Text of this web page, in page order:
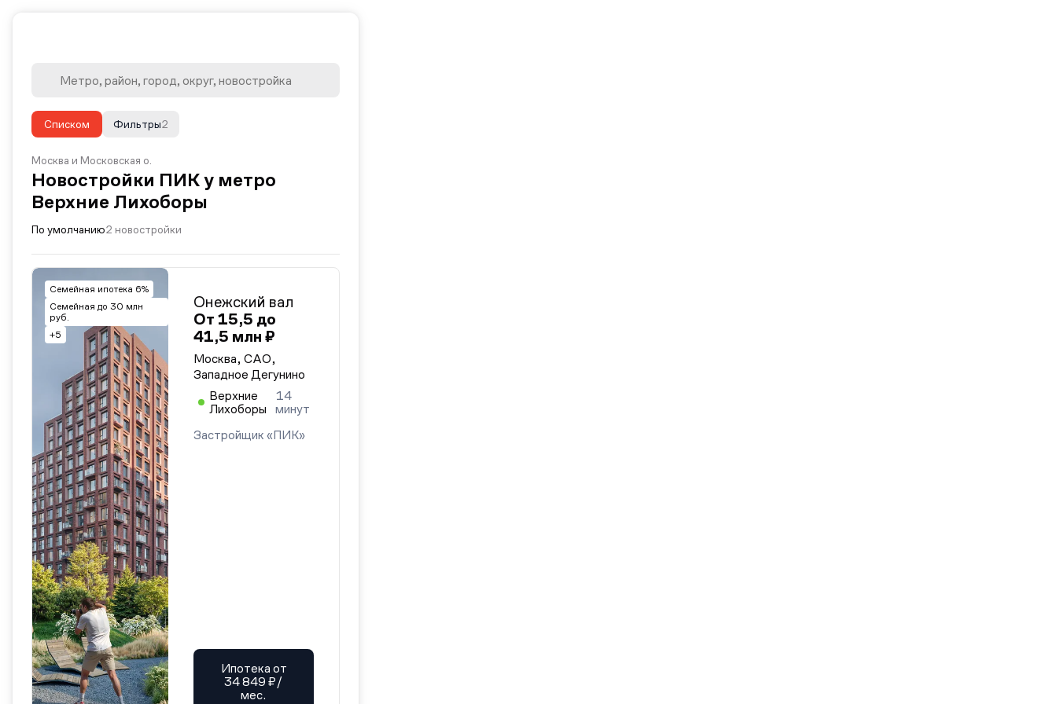
Списком 2
Фильтры
Москва и Московская о.
Новостройки ПИК у метро
Верхние Лихоборы
По умолчанию2 новостройки
Семейная ипотека 6%
Семейная до 30 млн
руб.
+5
Онежский вал
От 15,5 до
41,5 млн ₽
Москва, САО,
Западное Дегунино
Верхние
Лихоборы
14
минут
Застройщик «ПИК»
Ипотека от
34 849 ₽/
мес.